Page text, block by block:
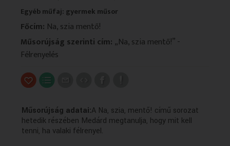
Egyéb műfaj: gyermek műsor
Főcím: Na, szia mentő!
Műsorújság szerinti cím: „Na, szia mentő!” -
Félrenyelés
Műsorújság adatai:A Na, szia, mentő! című sorozat
hetedik részében Medárd megtanulja, hogy mit kell
tenni, ha valaki félrenyel.